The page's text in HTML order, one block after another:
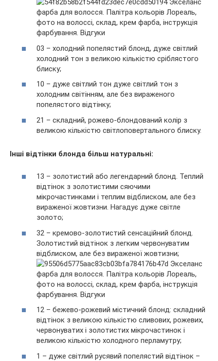
03 – холодний попелястий блонд, дуже світлий
холодний тон з великою кількістю сріблястого
блиску;
10 – дуже світлий тон дуже світлий тон з
холодним світінням, але без вираженого
попелястого відтінку;
21 – складний, рожево-блондований колір з
великою кількістю світлоповертального блиску.
Інші відтінки блонда більш натуральні:
13 – золотистий або легендарний блонд. Теплий
відтінок з золотистими сяючими
мікрочастинками і теплим відблиском, але без
вираженої жовтизни. Нагадує дуже світле
золото;
32 – кремово-золотистий сенсаційний блонд.
Золотистий відтінок з легким червонуватим
відблиском, але без вираженої жовтизни;
12 – бежево-рожевий містичний блонд: складний
відтінок з великою кількістю сливових, рожевих,
червонуватих і золотистих мікрочастинок і
великою кількістю холодного перламутру;
1 – дуже світлий русявий попелястий відтінок –